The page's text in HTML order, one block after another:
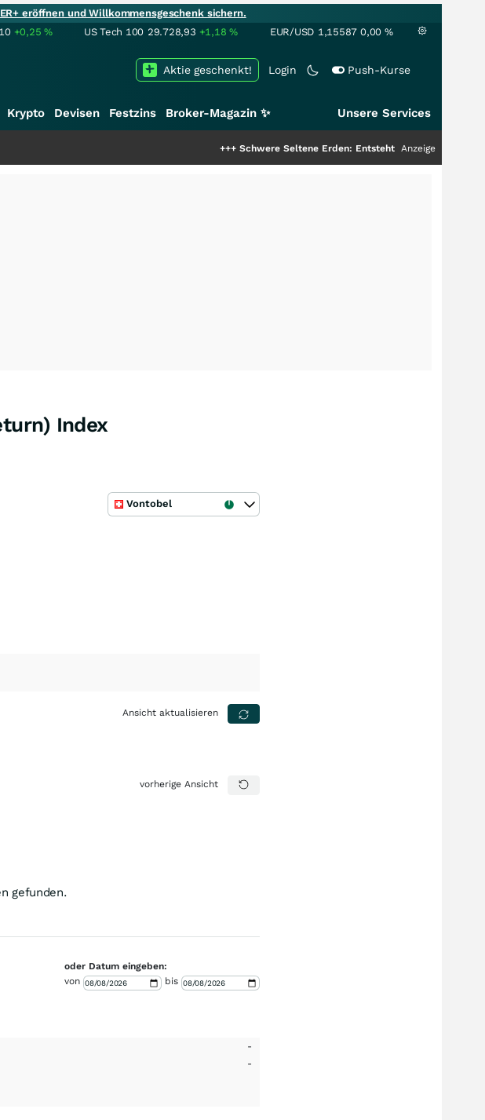
eröffnen und Willkommensgeschenk sichern.
+0,25% US Tech 100 29.728,93 +1,18% EUR/USD 1,15587 0,00 %
Login Push-Kurse
Aktie geschenkt!
Krypto Devisen Festzins Broker-Magazin ✨ Unsere Services
Schwere Seltene Erden: Entsteht hier die nächste
Anzeige
Index
Vontobel
Ansicht aktualisieren
vorherige Ansicht
gefunden.
oder Datum eingeben:
von
bis
-
-